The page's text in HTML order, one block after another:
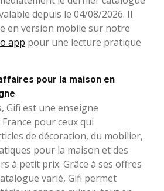
depuis le 04/08/2026. Il
en version mobile sur notre
app pour une lecture pratique
pour la maison en
Gifi est une enseigne
pour ceux qui
de décoration, du mobilier,
pour la maison et des
à petit prix. Grâce à ses offres
varié, Gifi permet